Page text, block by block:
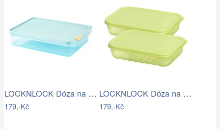
LOCKNLOCK Dóza na potraviny LOCK 2200ml…
179,-Kč
LOCKNLOCK Dóza na potraviny LOCK 760ml…
179,-Kč